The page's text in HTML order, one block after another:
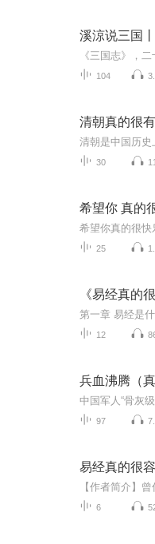
溪涼说三国
104
清朝真的很
30
希望你 真的
希望你真的很快
25
《易经真的
第一章 易经是
12
兵血沸腾（
中国军人“骨灰
97
易经真的很
6